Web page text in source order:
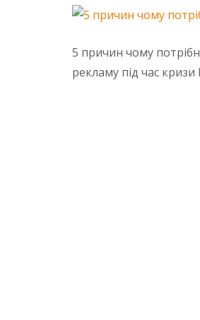
5 причин чому
рекламу під час кризи